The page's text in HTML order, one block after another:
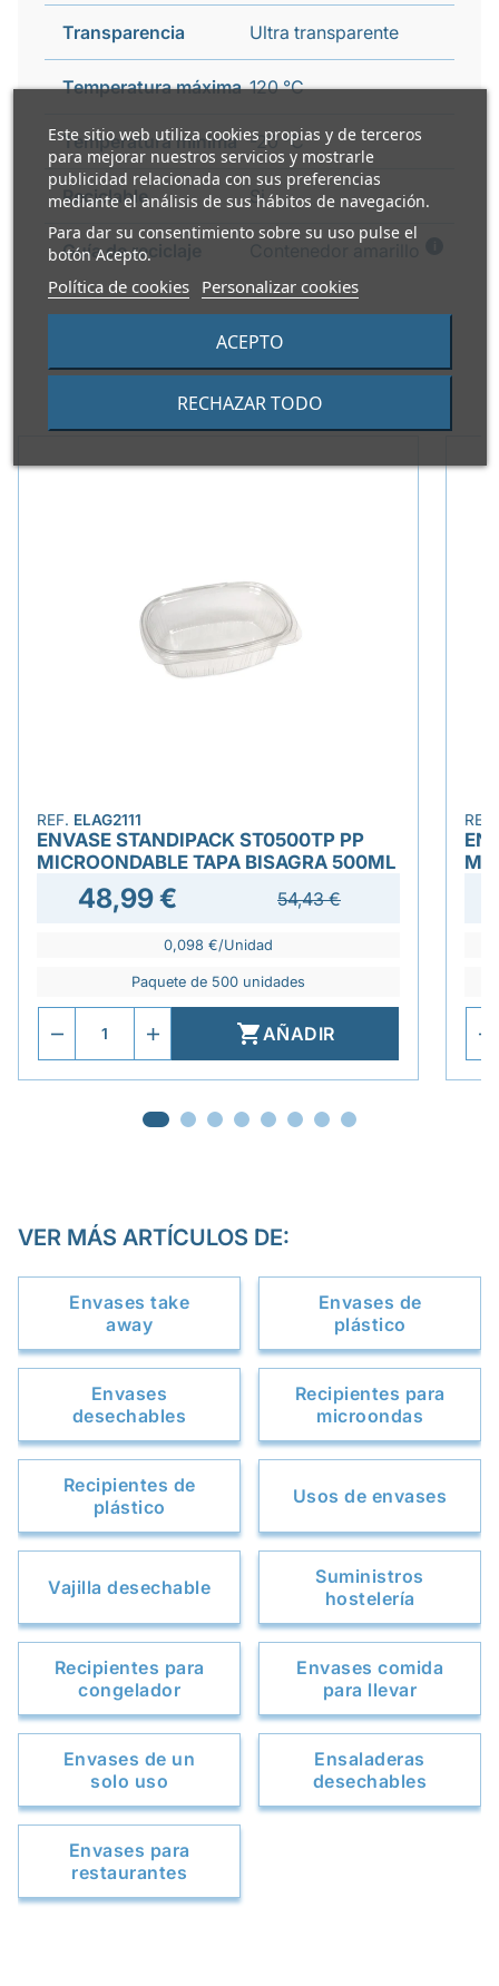
Este sitio web utiliza cookies propias y de terceros
para mejorar nuestros servicios y mostrarle
publicidad relacionada con sus preferencias
mediante el análisis de sus hábitos de navegación.
Para dar su consentimiento sobre su uso pulse el
botón Acepto.
Política de cookies Personalizar cookies
RECHAZAR TODO
ACEPTO
Transparencia Ultra transparente
Temperatura máxima 120 °C
Temperatura mínima -20 °C
Reciclable Si
Guía de reciclaje
PRODUCTOS ALTERNATIVOS
REF. ELAG2111
ENVASE STANDIPACK ST0500TP PP
MICROONDABLE TAPA BISAGRA 500ML
48,99 € 54,43 €
0,098 €/Unidad
Paquete de 500 unidades
AÑADIR
VER MÁS ARTÍCULOS DE:
Envases take
away
Envases de
plástico
Envases
desechables
Recipientes para
microondas
Recipientes de
plástico
Usos de envases
Vajilla desechable
Suministros
hostelería
Recipientes para
congelador
Envases comida
para llevar
Envases de un
solo uso
Ensaladeras
desechables
Envases para
restaurantes